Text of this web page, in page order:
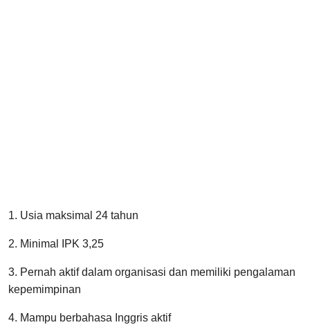
1. Usia maksimal 24 tahun
2. Minimal IPK 3,25
3. Pernah aktif dalam organisasi dan memiliki pengalaman
kepemimpinan
4. Mampu berbahasa Inggris aktif